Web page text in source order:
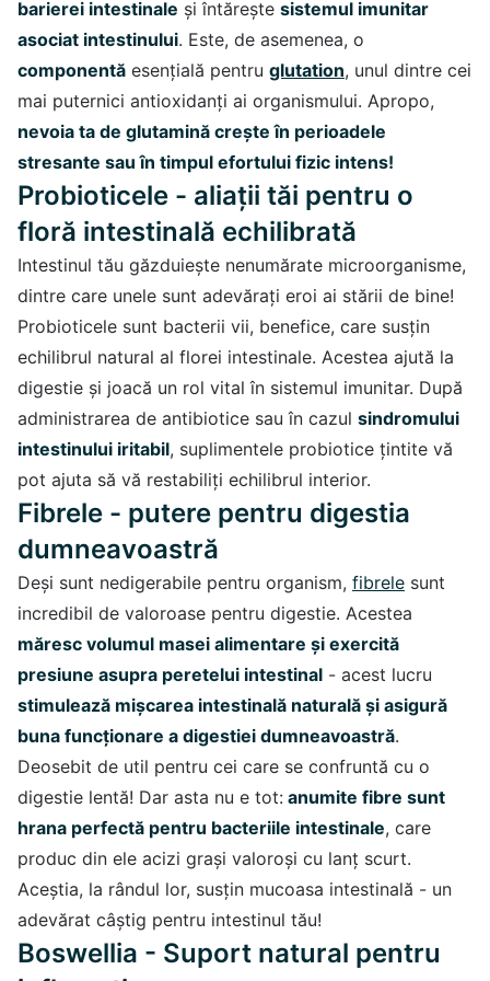
barierei intestinale și întărește sistemul imunitar
asociat intestinului. Este, de asemenea, o
componentă esențială pentru glutation, unul dintre cei
mai puternici antioxidanți ai organismului. Apropo,
nevoia ta de glutamină crește în perioadele
stresante sau în timpul efortului fizic intens!
Probioticele - aliații tăi pentru o
floră intestinală echilibrată
Intestinul tău găzduiește nenumărate microorganisme,
dintre care unele sunt adevărați eroi ai stării de bine!
Probioticele sunt bacterii vii, benefice, care susțin
echilibrul natural al florei intestinale. Acestea ajută la
digestie și joacă un rol vital în sistemul imunitar. După
administrarea de antibiotice sau în cazul sindromului
intestinului iritabil, suplimentele probiotice țintite vă
pot ajuta să vă restabiliți echilibrul interior.
Fibrele - putere pentru digestia
dumneavoastră
Deși sunt nedigerabile pentru organism, fibrele sunt
incredibil de valoroase pentru digestie. Acestea
măresc volumul masei alimentare și exercită
presiune asupra peretelui intestinal - acest lucru
stimulează mișcarea intestinală naturală și asigură
buna funcționare a digestiei dumneavoastră.
Deosebit de util pentru cei care se confruntă cu o
digestie lentă! Dar asta nu e tot: anumite fibre sunt
hrana perfectă pentru bacteriile intestinale, care
produc din ele acizi grași valoroși cu lanț scurt.
Aceștia, la rândul lor, susțin mucoasa intestinală - un
adevărat câștig pentru intestinul tău!
Boswellia - Suport natural pentru